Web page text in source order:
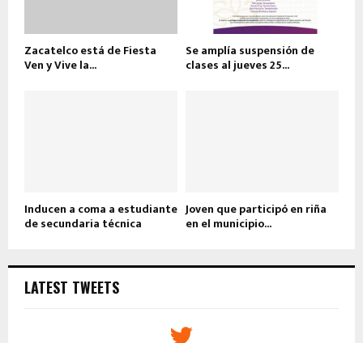
Zacatelco está de Fiesta
Ven y Vive la...
Se amplía suspensión de
clases al jueves 25...
Inducen a coma a estudiante
de secundaria técnica
Joven que participó en riña
en el municipio...
LATEST TWEETS